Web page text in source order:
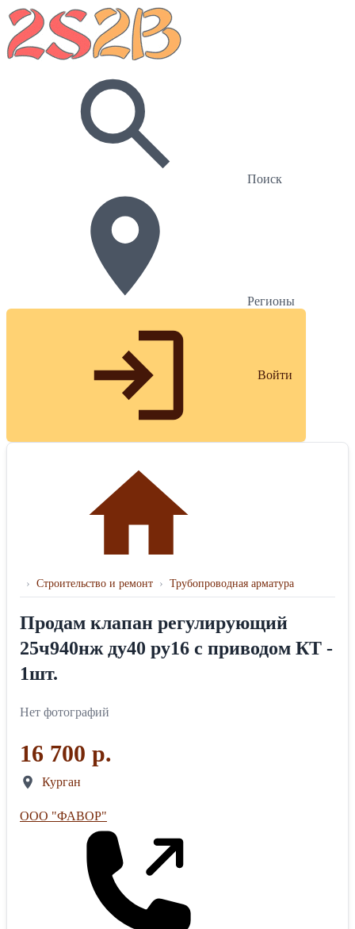
Поиск
Регионы
Войти
› Строительство и ремонт › Трубопроводная арматура
Продам клапан регулирующий
25ч940нж ду40 ру16 с приводом КT -
1шт.
Нет фотографий
16 700 р.
Курган
ООО "ФАВОР"